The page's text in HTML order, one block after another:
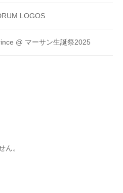
LOGOS
@ マーサン生誕祭2025
ん。